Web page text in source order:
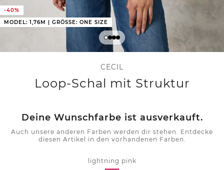
-40%
MODEL: 1,76M | GRÖSSE: ONE SIZE
CECIL
Loop-Schal mit Struktur
Deine Wunschfarbe ist ausverkauft.
Auch unsere anderen Farben werden dir stehen. Entdecke
diesen Artikel in den vorhandenen Farben.
lightning pink